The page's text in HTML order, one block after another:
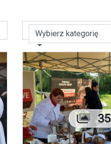
Wybierz kategorię